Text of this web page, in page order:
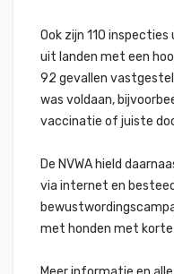
Ook zijn 110
uit landen met een
92 gevallen
was voldaan,
vaccinatie of juiste
De NVWA hield
via internet en
met honden met